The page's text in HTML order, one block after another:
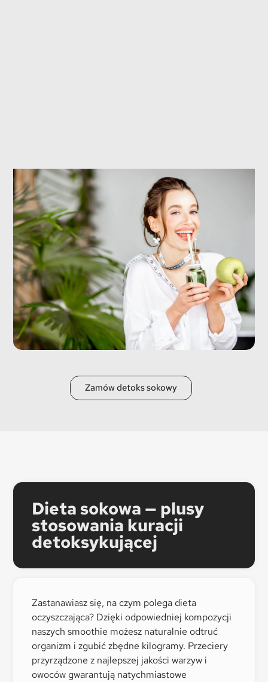
Zamów detoks sokowy
Dieta sokowa — plusy
stosowania kuracji
detoksykującej
Zastanawiasz się, na czym polega dieta
oczyszczająca? Dzięki odpowiedniej kompozycji
naszych smoothie możesz naturalnie odtruć
organizm i zgubić zbędne kilogramy. Przeciery
przyrządzone z najlepszej jakości warzyw i
owoców gwarantują natychmiastowe